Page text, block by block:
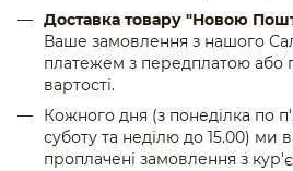
Доставка товару "Новою
Ваше замовлення з нашого
платежем з передплатою або
вартості.
Кожного дня (з понеділка по
суботу та неділю до 15.00) ми
проплачені замовлення з